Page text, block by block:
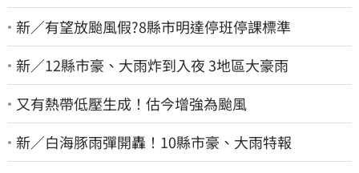
新／有望放颱風假?8縣市明達停班停課標準
新／12縣市豪、大雨炸到入夜 3地區大豪雨
又有熱帶低壓生成！估今增強為颱風
新／白海豚雨彈開轟！10縣市豪、大雨特報